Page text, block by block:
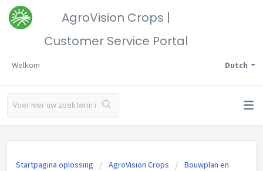
AgroVision Crops |
Customer Service Portal
Dutch
Welkom
Startpagina oplossing AgroVision Crops
Bouwplan en